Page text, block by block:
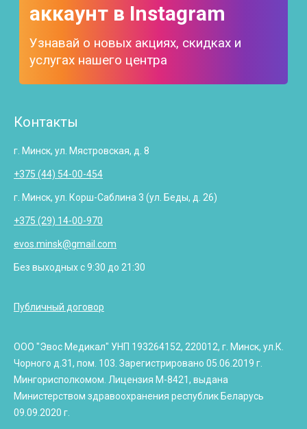
аккаунт в Instagram
Узнавай о новых акциях, скидках и
услугах нашего центра
Контакты
г. Минск, ул. Мястровская, д. 8
+375 (44) 54-00-454
г. Минск, ул. Корш-Саблина 3 (ул. Беды, д. 26)
+375 (29) 14-00-970
evos.minsk@gmail.com
Без выходных с 9:30 до 21:30
Публичный договор
ООО "Эвос Медикал" УНП 193264152, 220012, г. Минск, ул.К.
Чорного д.31, пом. 103. Зарегистрировано 05.06.2019 г.
Мингорисполкомом. Лицензия М-8421, выдана
Министерством здравоохранения республик Беларусь
09.09.2020 г.